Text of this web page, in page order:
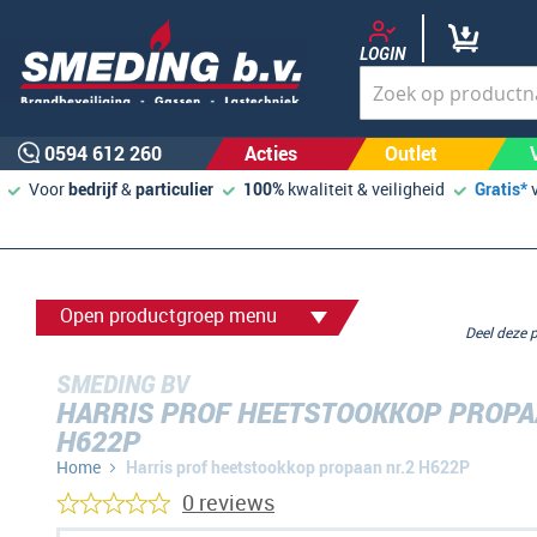
LOGIN
0594 612 260 Acties Outlet
Voorbedrijf&particulier 100% kwaliteit & veiligheid Gratis*
Open productgroep menu
SMEDING BV
HARRIS PROF HEETSTOOKKOP
H622P
Home Harris prof heetstookkop propaan nr.2 H622P
Deel
0 reviews